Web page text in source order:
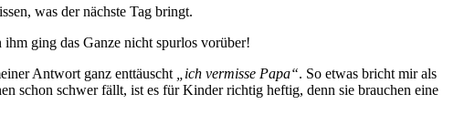
was der nächste Tag bringt.
ging das Ganze nicht spurlos vorüber!
Antwort ganz enttäuscht „ich vermisse Papa“. So etwas bricht mir als
schon schwer fällt, ist es für Kinder richtig heftig, denn sie brauchen eine